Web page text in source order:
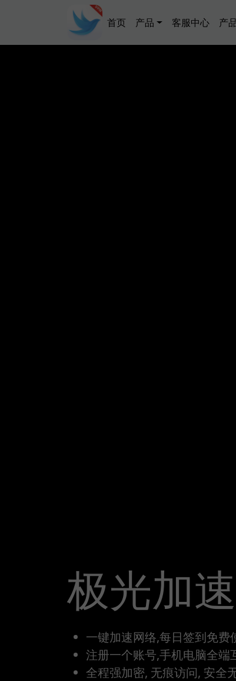
Main navigation
首页 产品 客服中心 产
极光加
一键加速网络,每日签到免费
注册一个账号,手机电脑全端
全程强加密, 无痕访问, 安全